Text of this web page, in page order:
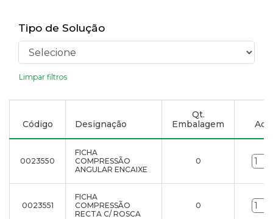
Tipo de Solução
Limpar filtros
Código Designação
Qt.
Embalagem
0023550
FICHA
COMPRESSÃO
ANGULAR ENCAIXE
0
0023551
FICHA
COMPRESSÃO
RECTA C/ ROSCA
0